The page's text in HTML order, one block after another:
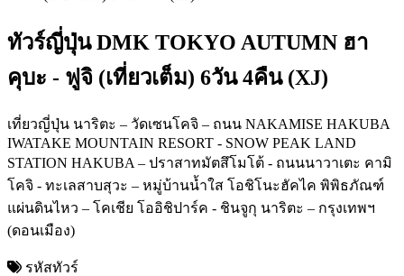
ทัวร์ญี่ปุ่น DMK TOKYO AUTUMN ฮา
คุบะ - ฟูจิ (เที่ยวเต็ม) 6วัน 4คืน (XJ)
เที่ยวญี่ปุ่น นาริตะ – วัดเซนโคจิ – ถนน NAKAMISE HAKUBA
IWATAKE MOUNTAIN RESORT - SNOW PEAK LAND
STATION HAKUBA – ปราสาทมัตสึโมโต้ - ถนนนาวาเตะ คามิ
โคจิ - ทะเลสาบสุวะ – หมู่บ้านน้ำใส โอชิโนะฮัคไค พิพิธภัณฑ์
แผ่นดินไหว – โคเชีย โออิชิปาร์ค - ชินจูกุ นาริตะ – กรุงเทพฯ
(ดอนเมือง)
รหัสทัวร์